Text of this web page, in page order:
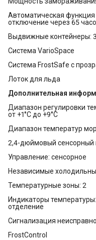
Автоматическая
отключение через 65
Выдвижные контейнеры: 3
Система VarioSpace
Система FrostSafe с
Лоток для льда
Дополнительная
Диапазон регулировки
от +1°C до +9°C
Диапазон температур
2,4-дюймовый сенсорный
Управление: сенсорное
Независимые
Температурные зоны: 2
Индикаторы
отделение
Сигнализация
FrostControl